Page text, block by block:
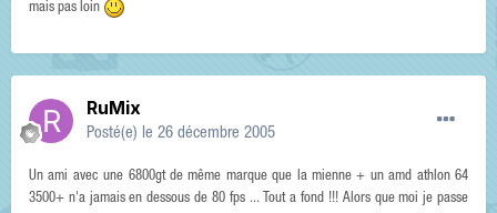
mais pas loin
RuMix
Posté(e) le 26 décembre 2005
Un ami avec une 6800gt de même marque que la mienne + un amd athlon 64
3500+ n'a jamais en dessous de 80 fps ... Tout a fond !!! Alors que moi je passe